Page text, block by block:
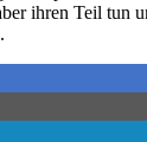
ihren Teil tun